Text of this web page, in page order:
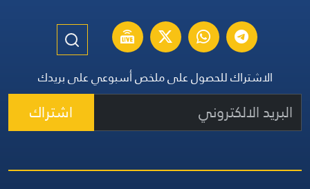
الاشتراك للحصول على ملخص أسبوعي على بريدك
اشتراك